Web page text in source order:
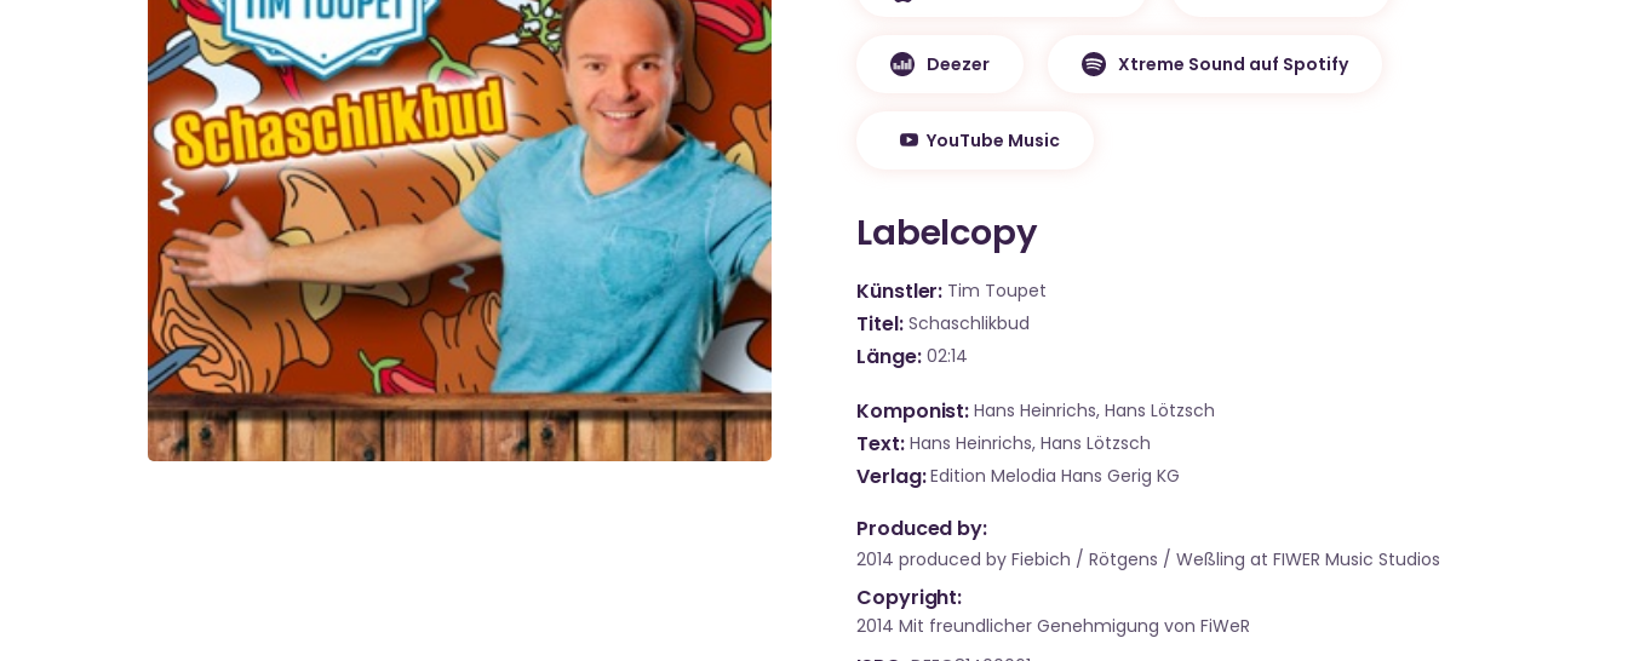
Deezer Xtreme Sound auf Spotify
YouTube Music
Labelcopy
Künstler Tim Toupet
Titel Schaschlikbud
Länge 02:14
Komponist Hans Heinrichs, Hans Lötzsch
Text Hans Heinrichs, Hans Lötzsch
Verlag Edition Melodia Hans Gerig KG
Produced by:
2014 produced by Fiebich / Rötgens / Weßling at FIWER Music Studios
Copyright:
2014 Mit freundlicher Genehmigung von FiWeR